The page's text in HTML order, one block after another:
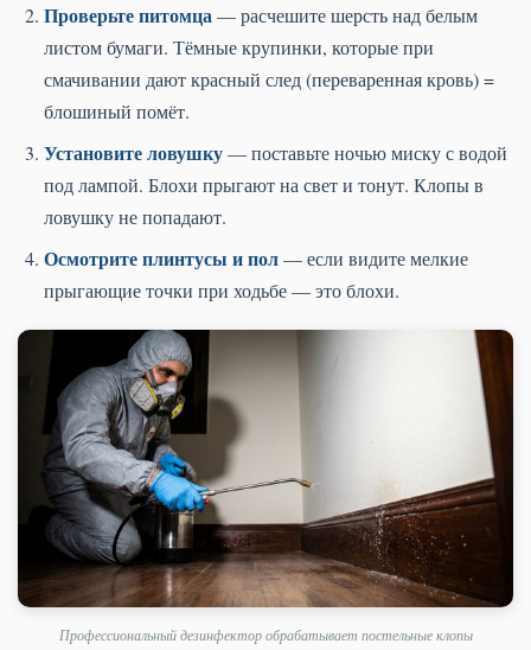
Проверьте питомца— расчешите шерсть над белым
листом бумаги. Тёмные крупинки, которые при
смачивании дают красный след (переваренная кровь) =
блошиный помёт.
Установите ловушку— поставьте ночью миску с водой
под лампой. Блохи прыгают на свет и тонут. Клопы в
ловушку не попадают.
Осмотрите плинтусы и пол— если видите мелкие
прыгающие точки при ходьбе — это блохи.
Профессиональный дезинфектор обрабатывает постельные клопы